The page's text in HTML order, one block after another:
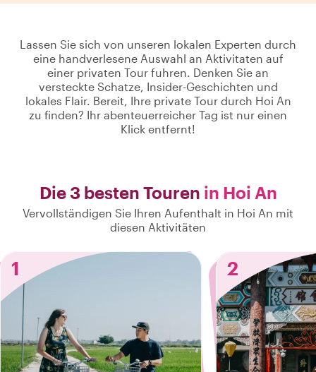
Lassen Sie sich von unseren lokalen Experten durch
eine handverlesene Auswahl an Aktivitaten auf
einer privaten Tour fuhren. Denken Sie an
versteckte Schatze, Insider-Geschichten und
lokales Flair. Bereit, Ihre private Tour durch Hoi An
zu finden? Ihr abenteuerreicher Tag ist nur einen
Klick entfernt!
Die 3 besten Touren in Hoi An
Vervollständigen Sie Ihren Aufenthalt in Hoi An mit
diesen Aktivitäten
1 2